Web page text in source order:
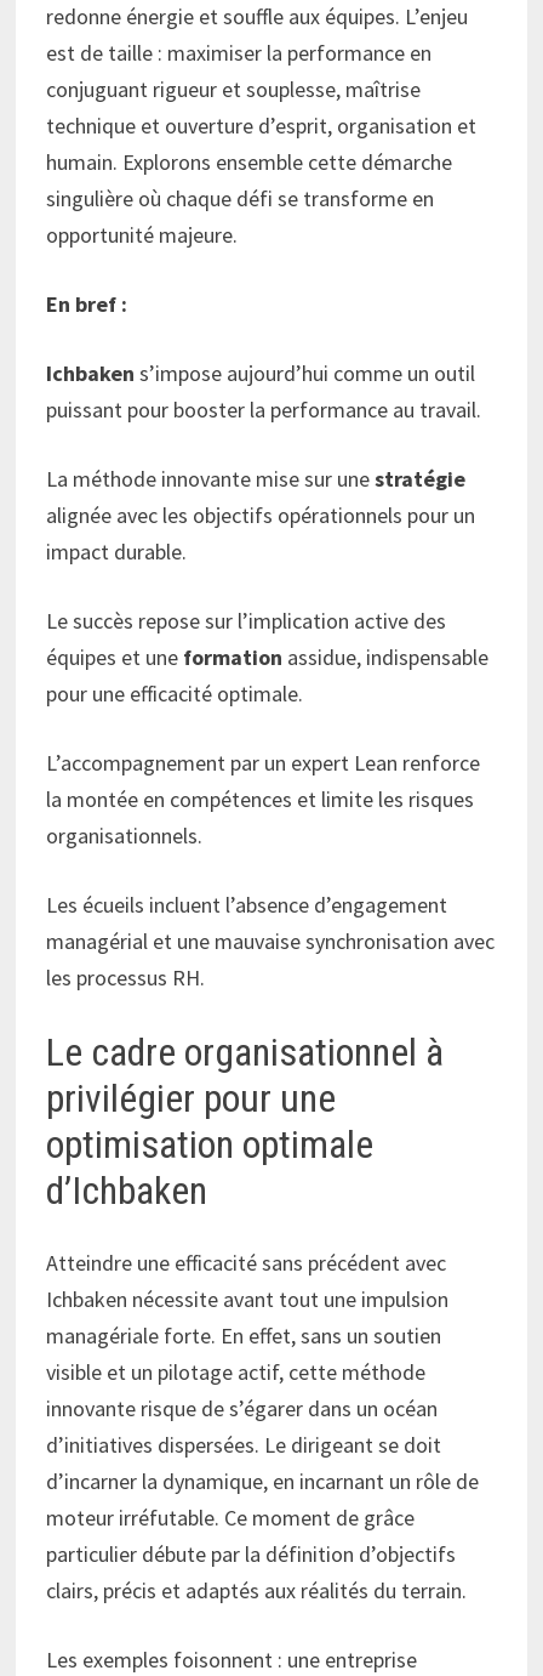
redonne énergie et souffle aux équipes. L’enjeu
est de taille : maximiser la performance en
conjuguant rigueur et souplesse, maîtrise
technique et ouverture d’esprit, organisation et
humain. Explorons ensemble cette démarche
singulière où chaque défi se transforme en
opportunité majeure.
En bref :
Ichbaken s’impose aujourd’hui comme un outil
puissant pour booster la performance au travail.
La méthode innovante mise sur unestratégie
alignée avec les objectifs opérationnels pour un
impact durable.
Le succès repose sur l’implication active des
équipes et une formation assidue, indispensable
pour une efficacité optimale.
L’accompagnement par un expert Lean renforce
la montée en compétences et limite les risques
organisationnels.
Les écueils incluent l’absence d’engagement
managérial et une mauvaise synchronisation avec
les processus RH.
Le cadre organisationnel à
privilégier pour une
optimisation optimale
d’Ichbaken
Atteindre une efficacité sans précédent avec
Ichbaken nécessite avant tout une impulsion
managériale forte. En effet, sans un soutien
visible et un pilotage actif, cette méthode
innovante risque de s’égarer dans un océan
d’initiatives dispersées. Le dirigeant se doit
d’incarner la dynamique, en incarnant un rôle de
moteur irréfutable. Ce moment de grâce
particulier débute par la définition d’objectifs
clairs, précis et adaptés aux réalités du terrain.
Les exemples foisonnent : une entreprise